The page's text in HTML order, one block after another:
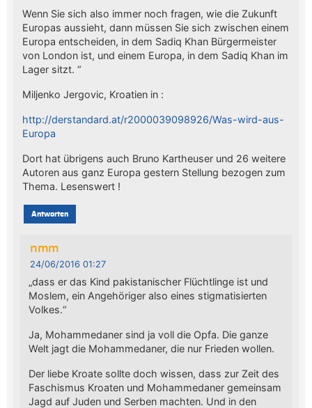
Wenn Sie sich also immer noch fragen, wie die Zukunft
Europas aussieht, dann müssen Sie sich zwischen einem
Europa entscheiden, in dem Sadiq Khan Bürgermeister
von London ist, und einem Europa, in dem Sadiq Khan im
Lager sitzt. “
Miljenko Jergovic, Kroatien in :
http://derstandard.at/r2000039098926/Was-wird-aus-
Europa
Dort hat übrigens auch Bruno Kartheuser und 26 weitere
Autoren aus ganz Europa gestern Stellung bezogen zum
Thema. Lesenswert !
Antworten
nmm
24/06/2016 01:27
„dass er das Kind pakistanischer Flüchtlinge ist und
Moslem, ein Angehöriger also eines stigmatisierten
Volkes.“
Ja, Mohammedaner sind ja voll die Opfa. Die ganze
Welt jagt die Mohammedaner, die nur Frieden wollen.
Der liebe Kroate sollte doch wissen, dass zur Zeit des
Faschismus Kroaten und Mohammedaner gemeinsam
Jagd auf Juden und Serben machten. Und in den